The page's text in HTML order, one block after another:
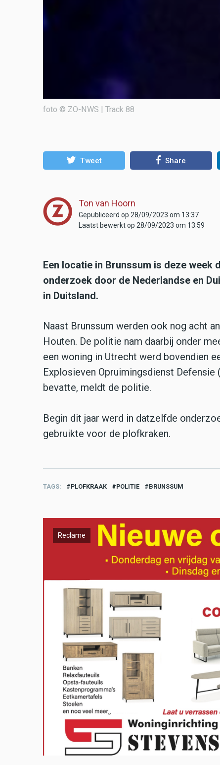
foto © ZO-NWS | Track 88
Tweet Share
Ton van Hoorn
Gepubliceerd op 28/09/2023 om 13:37
Laatst bewerkt op 28/09/2023 om 13:59
Een locatie in Brunssum is deze
onderzoek door de Nederlandse en
in Duitsland.
Naast Brunssum werden ook nog acht
Houten. De politie nam daarbij onder
een woning in Utrecht werd bovendien
Explosieven Opruimingsdienst
bevatte, meldt de politie.
Begin dit jaar werd in datzelfde
gebruikte voor de plofkraken.
TAGS PLOFKRAAK POLITIE BRUNSSUM
Reclame